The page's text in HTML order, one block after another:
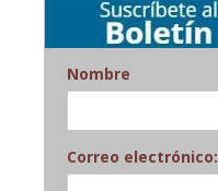
Nombre
Correo electrónico: